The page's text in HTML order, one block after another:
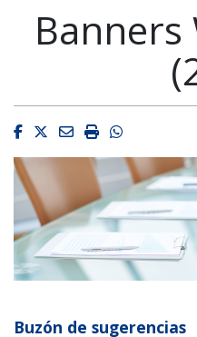
Banners
Facebook
Twitter
EmailImprimirWhatsapp
Buzón de sugerencias